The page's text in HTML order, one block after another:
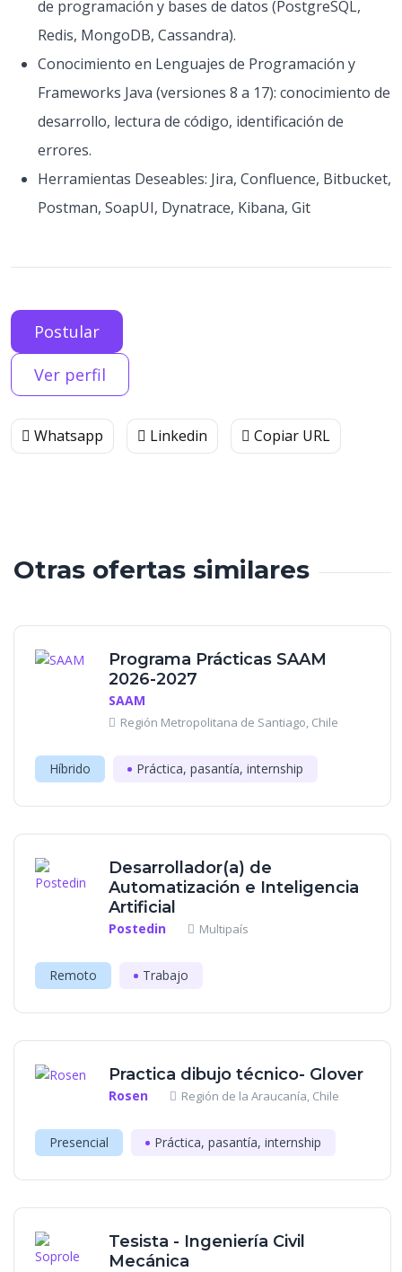
de programación y bases de datos (PostgreSQL,
Redis, MongoDB, Cassandra).
Conocimiento en Lenguajes de Programación y
Frameworks Java (versiones 8 a 17): conocimiento de
desarrollo, lectura de código, identificación de
errores.
Herramientas Deseables: Jira, Confluence, Bitbucket,
Postman, SoapUI, Dynatrace, Kibana, Git
Postular
Ver perfil
Whatsapp Linkedin Copiar URL
Otras ofertas similares
Programa Prácticas SAAM
2026-2027
SAAM
Región Metropolitana de Santiago, Chile
Híbrido Práctica, pasantía, internship
Desarrollador(a) de
Automatización e Inteligencia
Artificial
Postedin Multipaís
Remoto Trabajo
Practica dibujo técnico- Glover
Rosen Región de la Araucanía, Chile
Presencial Práctica, pasantía, internship
Tesista - Ingeniería Civil
Mecánica